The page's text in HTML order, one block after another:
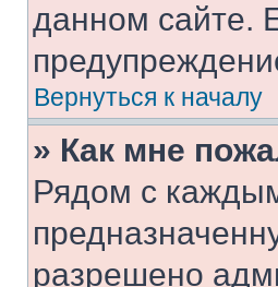
данном сайте.
Вернуться к началу
» Как мне
Рядом с
разрешено